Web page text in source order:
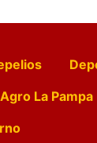
Agro La Pampa